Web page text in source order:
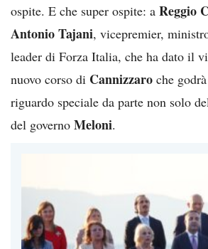
ospite. E che super ospite: a Reggio
Antonio Tajani, vicepremier,
leader di Forza Italia, che ha dato il
nuovo corso di Cannizzaro che
riguardo speciale da parte non solo
del governo Meloni.